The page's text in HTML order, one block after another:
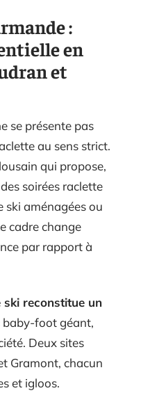
:
en
et
se présente pas
au sens strict.
qui propose,
soirées raclette
ski aménagées ou
cadre change
par rapport à
ski reconstitue un
baby-foot géant,
Deux sites
Gramont, chacun
et igloos.